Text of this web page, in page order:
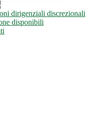
dirigenziali discrezionali
disponibili